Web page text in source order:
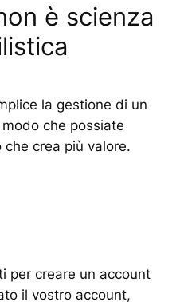
è scienza
la gestione di un
che possiate
crea più valore.
per creare un account
il vostro account,